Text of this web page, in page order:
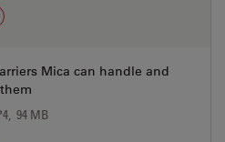
Mica can handle and
94 MB